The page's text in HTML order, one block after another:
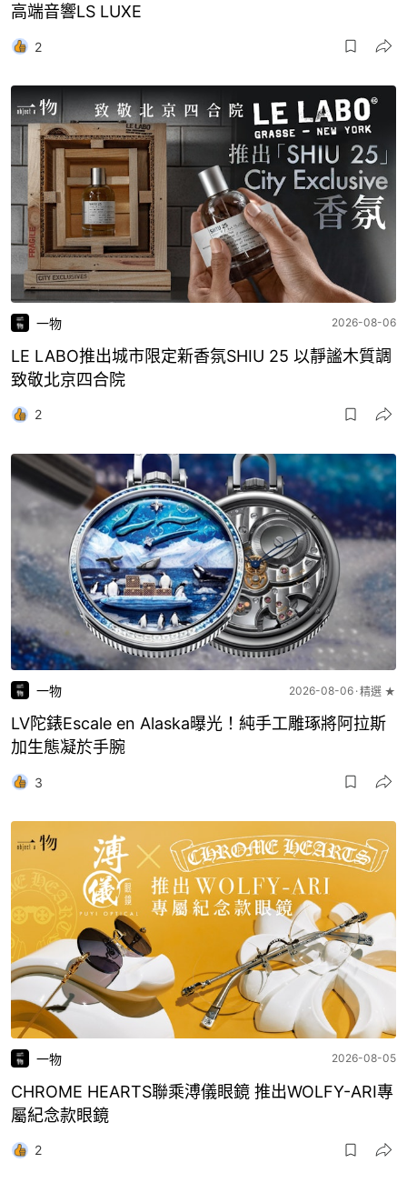
高端音響LS LUXE
2
一物 2026-08-06
LE LABO推出城市限定新香氛SHIU 25 以靜謐木質調
致敬北京四合院
2
一物 2026-08-06 精選 ★
LV陀錶Escale en Alaska曝光！純手工雕琢將阿拉斯
加生態凝於手腕
3
一物 2026-08-05
CHROME HEARTS聯乘溥儀眼鏡 推出WOLFY-ARI專
屬紀念款眼鏡
2